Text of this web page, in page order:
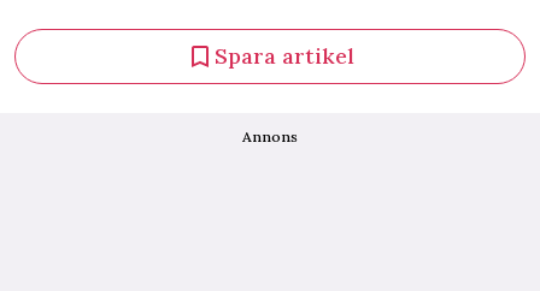
Spara artikel
Annons